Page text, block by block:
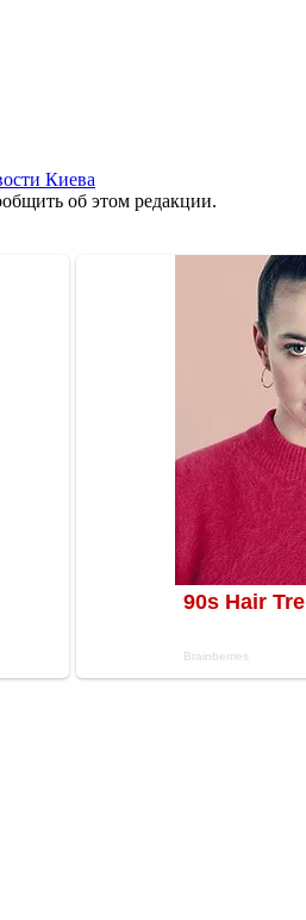
Киева
об этом редакции.